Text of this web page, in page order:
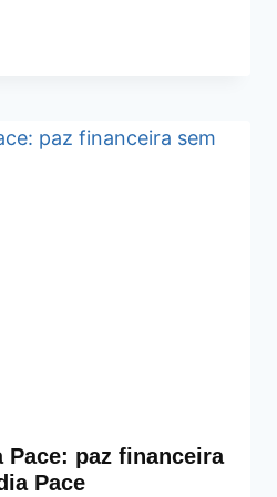
Pace: paz financeira
Pace